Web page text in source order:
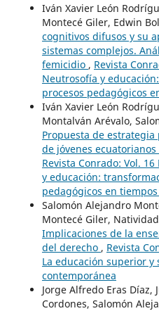
Iván Xavier León
Montecé Giler, Edwin
cognitivos difusos y su
sistemas complejos.
femicidio , Revista
Neutrosofía y
procesos pedagógicos
Iván Xavier León
Montalván Arévalo,
Propuesta de
de jóvenes
Revista Conrado: Vol.
y educación:
pedagógicos en
Salomón Alejandro
Montecé Giler,
Implicaciones de la
del derecho , Revista
La educación superior
contemporánea
Jorge Alfredo Eras Díaz,
Cordones, Salomón